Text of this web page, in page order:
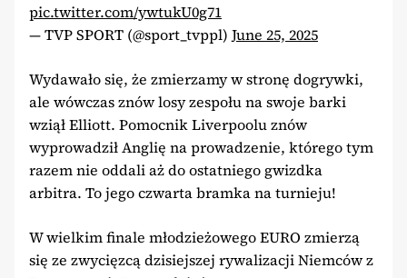
pic.twitter.com/ywtukU0g71
— TVP SPORT (@sport_tvppl) June 25, 2025
Wydawało się, że zmierzamy w stronę dogrywki,
ale wówczas znów losy zespołu na swoje barki
wziął Elliott. Pomocnik Liverpoolu znów
wyprowadził Anglię na prowadzenie, którego tym
razem nie oddali aż do ostatniego gwizdka
arbitra. To jego czwarta bramka na turnieju!
W wielkim finale młodzieżowego EURO zmierzą
się ze zwycięzcą dzisiejszej rywalizacji Niemców z